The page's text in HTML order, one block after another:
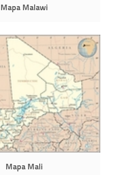
Mapa Malawi
Mapa Mali